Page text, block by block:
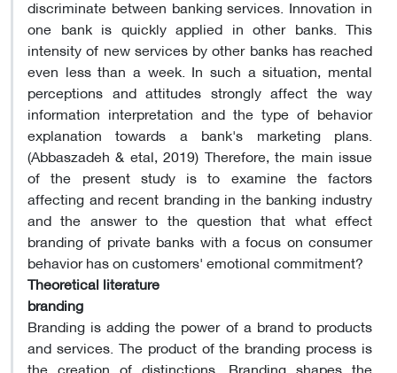
discriminate between banking services. Innovation in
one bank is quickly applied in other banks. This
intensity of new services by other banks has reached
even less than a week. In such a situation, mental
perceptions and attitudes strongly affect the way
information interpretation and the type of behavior
explanation towards a bank's marketing plans.
(Abbaszadeh & etal, 2019) Therefore, the main issue
of the present study is to examine the factors
affecting and recent branding in the banking industry
and the answer to the question that what effect
branding of private banks with a focus on consumer
behavior has on customers' emotional commitment?
Theoretical literature
branding
Branding is adding the power of a brand to products
and services. The product of the branding process is
the creation of distinctions. Branding shapes the